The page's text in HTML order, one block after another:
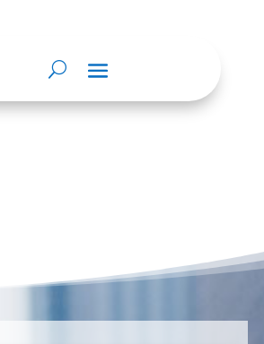
de supervisión,
vigilancia pertinente del